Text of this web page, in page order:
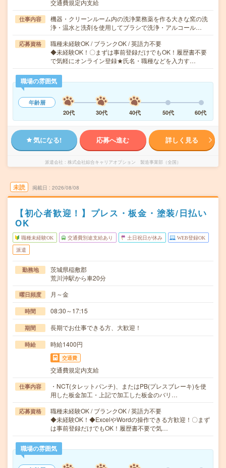
交通費規定内支給
仕事内容
機器・クリーンルーム内の洗浄業務薬を作る大きな窯の洗
浄・温水と洗剤を使用してブラシで洗浄・アルコール…
応募資格
職種未経験OK / ブランクOK / 英語力不要
◆未経験OK！〇まずは事前登録だけでもOK！履歴書不要
で気軽にオンライン登録★氏名・職種などを入力す…
職場の雰囲気
年齢層
20代
30代 40代 50代 60代
気になる! 応募へ進む 詳しく見る
派遣会社 株式会社綜合キャリアオプション 製造事業部（全国）
未読 掲載日 2026/08/08
【初心者歓迎！】プレス・板金・塗装/日払い
OK
職種未経験OK 交通費別途支給あり 土日祝日が休み WEB登録OK
派遣
勤務地
茨城県稲敷郡
荒川沖駅から車20分
曜日頻度 月～金
時間 08:30～17:15
期間 長期でお仕事できる方、大歓迎！
時給 時給1400円
交通費
交通費規定内支給
仕事内容
・NCT(タレットパンチ)、またはPB(プレスブレーキ)を使
用した板金加工・上記で加工した板金のバリ…
応募資格
職種未経験OK / ブランクOK / 英語力不要
◆未経験OK！◆ExcelやWordの操作できる方歓迎！〇まず
は事前登録だけでもOK！履歴書不要で気…
職場の雰囲気